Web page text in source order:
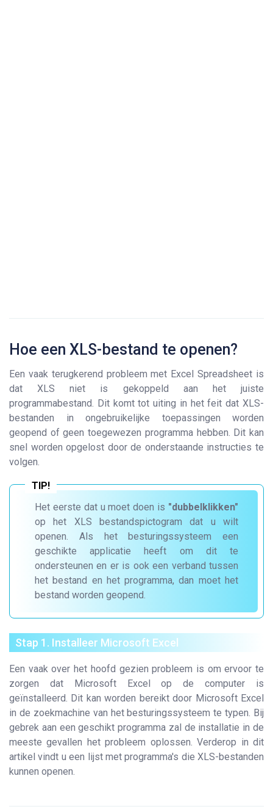
Hoe een XLS-bestand te openen?
Een vaak terugkerend probleem met Excel Spreadsheet is
dat XLS niet is gekoppeld aan het juiste
programmabestand. Dit komt tot uiting in het feit dat XLS-
bestanden in ongebruikelijke toepassingen worden
geopend of geen toegewezen programma hebben. Dit kan
snel worden opgelost door de onderstaande instructies te
volgen.
Het eerste dat u moet doen is "dubbelklikken"
op het XLS bestandspictogram dat u wilt
openen. Als het besturingssysteem een
geschikte applicatie heeft om dit te
ondersteunen en er is ook een verband tussen
het bestand en het programma, dan moet het
bestand worden geopend.
Stap 1. Installeer Microsoft Excel
Een vaak over het hoofd gezien probleem is om ervoor te
zorgen dat Microsoft Excel op de computer is
geïnstalleerd. Dit kan worden bereikt door Microsoft Excel
in de zoekmachine van het besturingssysteem te typen. Bij
gebrek aan een geschikt programma zal de installatie in de
meeste gevallen het probleem oplossen. Verderop in dit
artikel vindt u een lijst met programma's die XLS-bestanden
kunnen openen.